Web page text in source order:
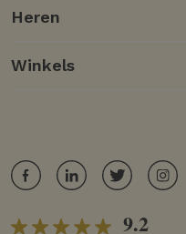
Heren
Winkels
9.2